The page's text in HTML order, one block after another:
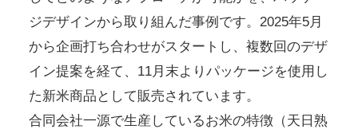
ジデザインから取り組んだ事例です。2025年5月
から企画打ち合わせがスタートし、複数回のデザ
イン提案を経て、11月末よりパッケージを使用し
た新米商品として販売されています。
合同会社一源で生産しているお米の特徴（天日熟